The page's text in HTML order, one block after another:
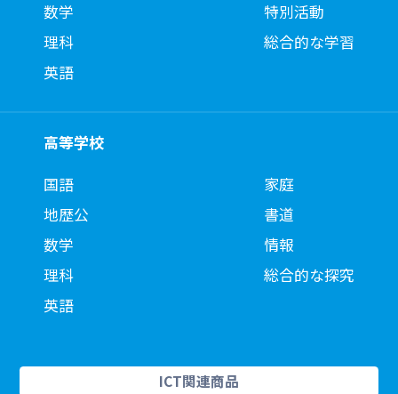
数学
理科
英語
特別活動
総合的な学習
高等学校
国語
地歴公
数学
理科
英語
家庭
書道
情報
総合的な探究
ICT関連商品